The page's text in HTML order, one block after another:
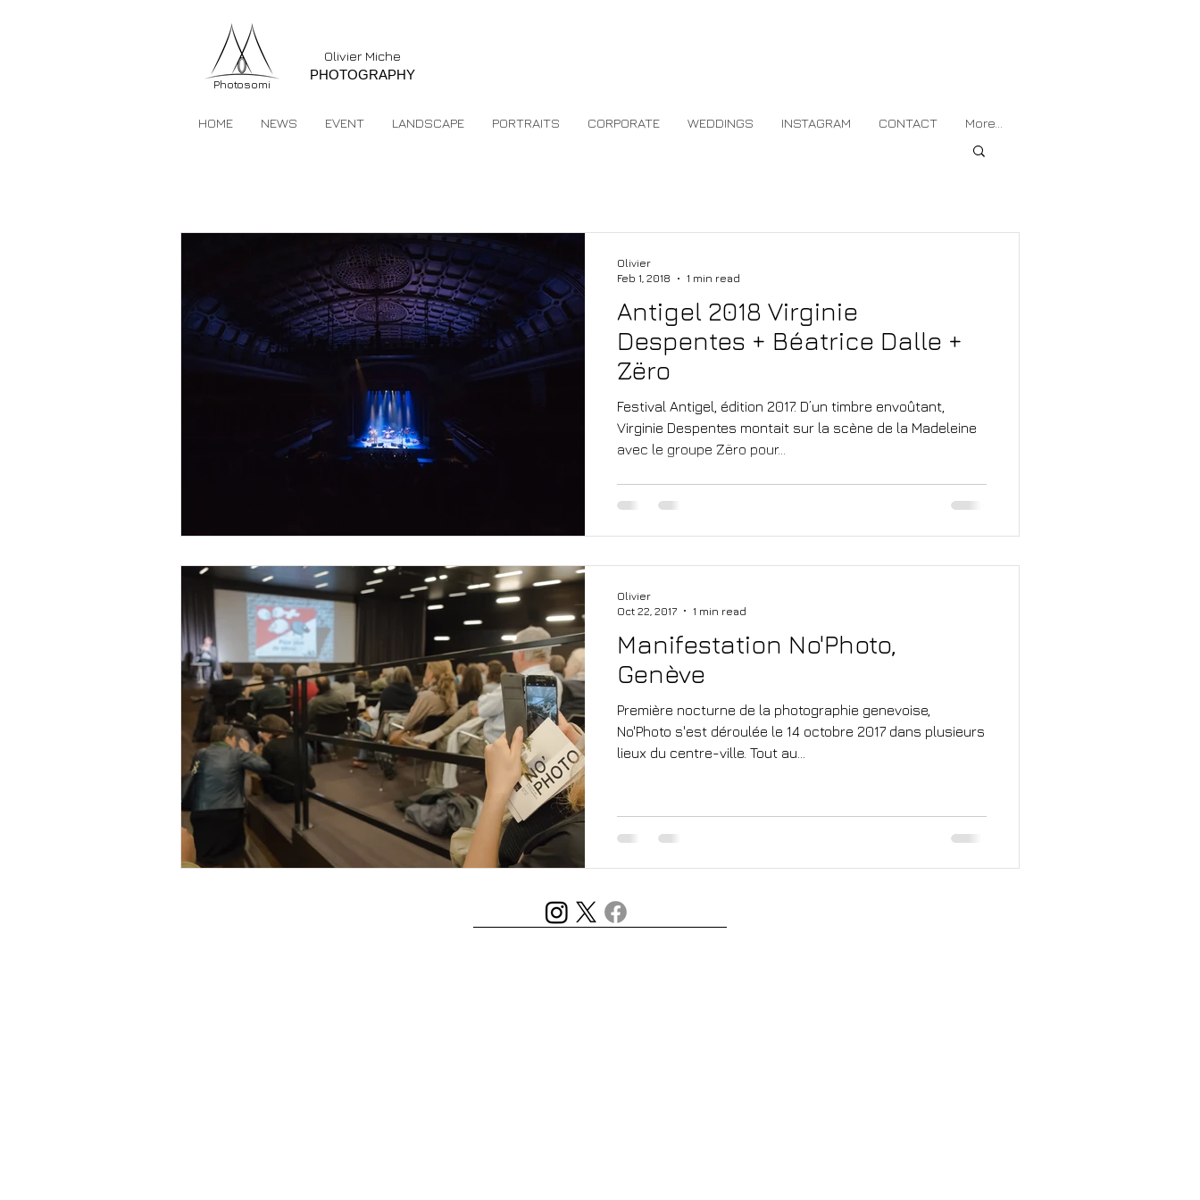
Olivier Miche
PHOTOGRAPHY
HOME NEWS EVENT LANDSCAPE PORTRAITS CORPORATE WEDDINGS INSTAGRAM CONTACT More...
Photosomi
Antigel 2018 Virginie
Despentes + Béatrice Dalle +
Zëro
Festival Antigel, édition 2017. D’un timbre envoûtant,
Virginie Despentes montait sur la scène de la Madeleine
avec le groupe Zëro pour...
Olivier
Feb 1, 2018
1 min read
Manifestation No'Photo,
Genève
Première nocturne de la photographie genevoise,
No'Photo s'est déroulée le 14 octobre 2017 dans plusieurs
lieux du centre-ville. Tout au...
Olivier
Oct 22, 2017
1 min read